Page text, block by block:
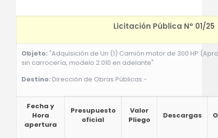
Licitación Pública N° 01/25
Objeto: "Adquisición de Un (1) Camión motor de 300 HP
sin carrocería, modelo 2.010 en adelante"
Destino: Dirección de Obras Públicas.-
Fecha y
Hora
apertura
Presupuesto
oficial
Valor
Pliego
Descargas